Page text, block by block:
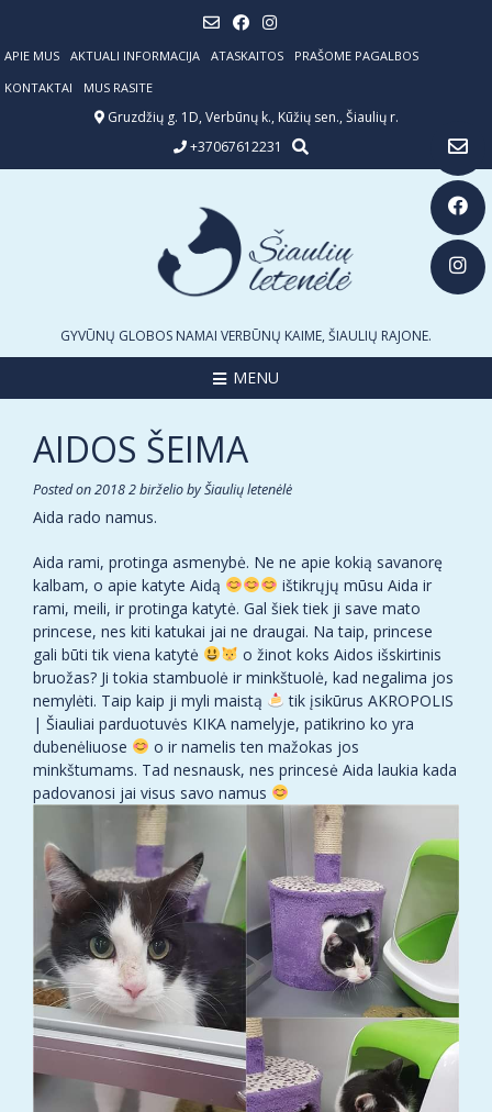
content
APIE MUS AKTUALI INFORMACIJA ATASKAITOS
PRAŠOME PAGALBOS
KONTAKTAI
MUS RASITE
Gruzdžių g. 1D, Verbūnų k., Kūžių sen., Šiaulių r.
+37067612231
GYVŪNŲ GLOBOS NAMAI VERBŪNŲ KAIME, ŠIAULIŲ RAJONE.
MENU
AIDOS ŠEIMA
Posted on2018 2 birželiobyŠiaulių letenėlė
Aida rado namus.
Aida rami, protinga asmenybė. Ne ne apie kokią savanorę
kalbam, o apie katyte Aidą
ištikrųjų mūsu Aida ir
rami, meili, ir protinga katytė. Gal šiek tiek ji save mato
princese, nes kiti katukai jai ne draugai. Na taip, princese
gali būti tik viena katytė
o žinot koks Aidos išskirtinis
bruožas? Ji tokia stambuolė ir minkštuolė, kad negalima jos
nemylėti. Taip kaip ji myli maistą
tik įsikūrus AKROPOLIS
| Šiauliai parduotuvės KIKA namelyje, patikrino ko yra
dubenėliuose
o ir namelis ten mažokas jos
minkštumams. Tad nesnausk, nes princesė Aida laukia kada
padovanosi jai visus savo namus